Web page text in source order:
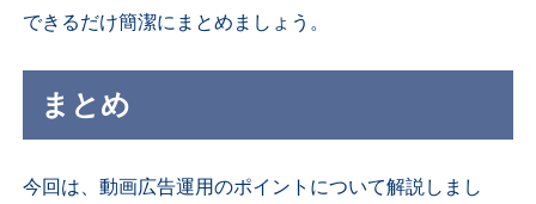
できるだけ簡潔にまとめましょう。
まとめ
今回は、動画広告運用のポイントについて解説しまし